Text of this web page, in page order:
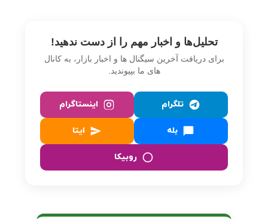
تحلیل‌ها و اخبار مهم را از دست ندهید!
برای دریافت آخرین سیگنال‌ ها و اخبار بازار، به کانال‌
های ما بپیوندید.
تلگرام اینستاگرام
بله ایتا
روبیکا